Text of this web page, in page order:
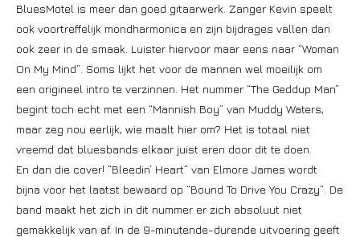
BluesMotel is meer dan goed gitaarwerk. Zanger Kevin speelt
ook voortreffelijk mondharmonica en zijn bijdrages vallen dan
ook zeer in de smaak. Luister hiervoor maar eens naar “Woman
On My Mind”. Soms lijkt het voor de mannen wel moeilijk om
een origineel intro te verzinnen. Het nummer “The Geddup Man”
begint toch echt met een “Mannish Boy” van Muddy Waters,
maar zeg nou eerlijk, wie maalt hier om? Het is totaal niet
vreemd dat bluesbands elkaar juist eren door dit te doen.
En dan die cover! “Bleedin’ Heart” van Elmore James wordt
bijna voor het laatst bewaard op “Bound To Drive You Crazy”. De
band maakt het zich in dit nummer er zich absoluut niet
gemakkelijk van af. In de 9-minutende-durende uitvoering geeft